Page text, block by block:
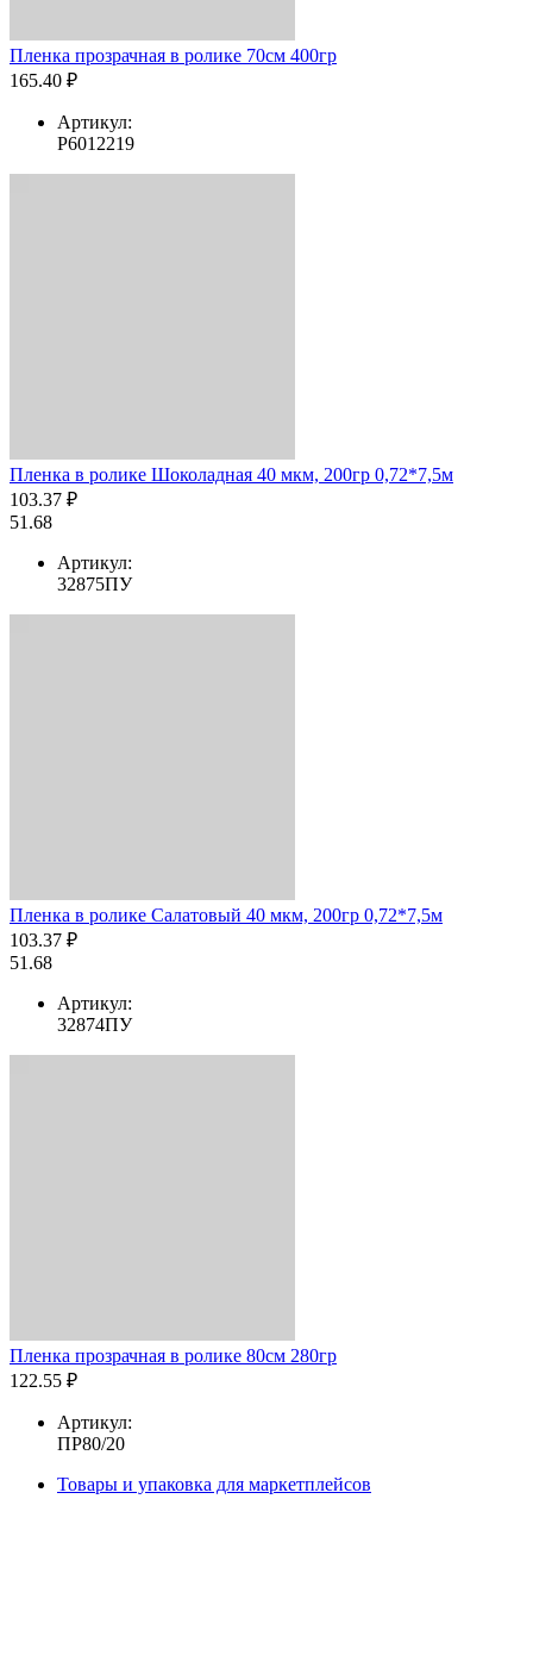
Пленка прозрачная в ролике 70см 400гр
165.40 ₽
Артикул:
Р6012219
Пленка в ролике Шоколадная 40 мкм, 200гр 0,72*7,5м
103.37 ₽
51.68
Артикул:
32875ПУ
Пленка в ролике Салатовый 40 мкм, 200гр 0,72*7,5м
103.37 ₽
51.68
Артикул:
32874ПУ
Пленка прозрачная в ролике 80см 280гр
122.55 ₽
Артикул:
ПР80/20
Товары и упаковка для маркетплейсов